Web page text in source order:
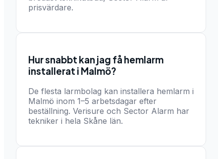
prisvärdare.
Hur snabbt kan jag få hemlarm
installerat i Malmö?
De flesta larmbolag kan installera hemlarm i
Malmö inom 1–5 arbetsdagar efter
beställning. Verisure och Sector Alarm har
tekniker i hela Skåne län.